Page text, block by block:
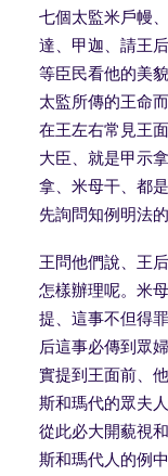
七個太監米戶幔
達、甲迦、請王
等臣民看他的美
太監所傳的王命
在王左右常見王
大臣、就是甲示
拿、米母干、都
先詢問知例明法的
王問他們說、王
怎樣辦理呢。米
提、這事不但得
后這事必傳到眾
實提到王面前、
斯和瑪代的眾夫
從此必大開藐視
斯和瑪代人的例